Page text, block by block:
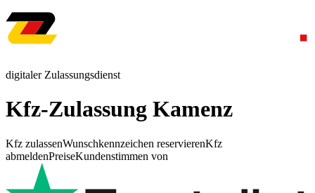
digitaler Zulassungsdienst
Kfz-Zulassung Kamenz
Kfz zulassenWunschkennzeichen reservierenKfz
abmeldenPreiseKundenstimmen von